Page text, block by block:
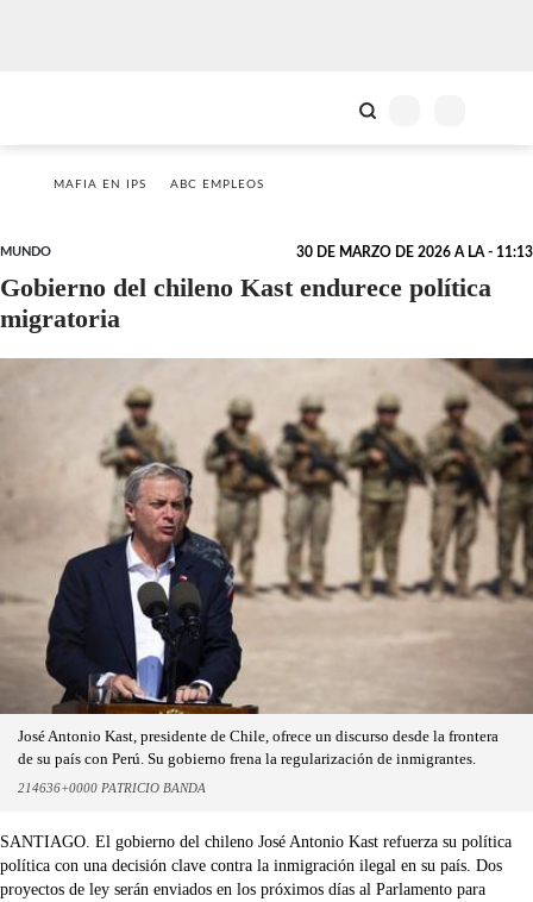
MAFIA EN IPS ABC EMPLEOS
MUNDO 30 DE MARZO DE 2026 A LA - 11:13
Gobierno del chileno Kast endurece política
migratoria
José Antonio Kast, presidente de Chile, ofrece un discurso desde la frontera
de su país con Perú. Su gobierno frena la regularización de inmigrantes.
214636+0000 PATRICIO BANDA
SANTIAGO. El gobierno del chileno José Antonio Kast refuerza su política
política con una decisión clave contra la inmigración ilegal en su país. Dos
proyectos de ley serán enviados en los próximos días al Parlamento para